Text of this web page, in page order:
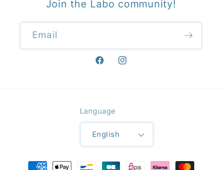
Join the Labo community!
Email
FacebookInstagram
Language
English
Payment